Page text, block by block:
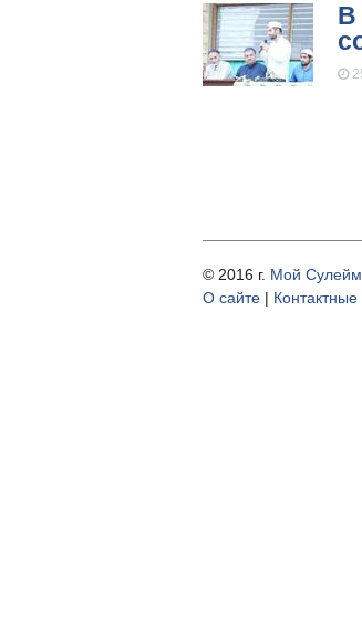
В
© 2016 г. Мой
О cайте|